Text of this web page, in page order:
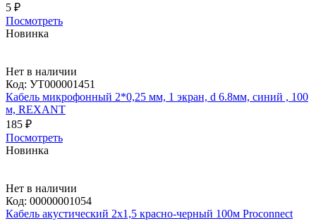
5 ₽
Посмотреть
Новинка
Нет в наличии
Код: УТ000001451
Кабель микрофонный 2*0,25 мм, 1 экран, d 6.8мм, синий , 100
м, REXANT
185 ₽
Посмотреть
Новинка
Нет в наличии
Код: 00000001054
Кабель акустический 2x1,5 красно-черный 100м Proconnect